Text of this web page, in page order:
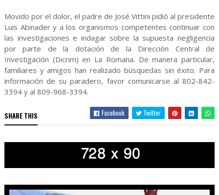
Movido por el dolor, el padre de José Vittini pidió al presidente
Luis Abinader y a los organismos competentes continuar con
las investigaciones e indagar sobre la supuesta negligencia
por parte de la dotación de la Dirección Central de
Investigación (Dicrim) en La Romana. De manera particular,
familiares y amigos han realizado búsquedas sin éxito. Para
información de su paradero, favor comunicarse al 802-842-
3394 y al 809-968-3394.
SHARE THIS Facebook Twitter